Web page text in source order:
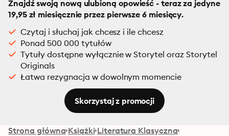
Znajdź swoją nową ulubioną opowieść - teraz za jedyne
19,95 zł miesięcznie przez pierwsze 6 miesięcy.
Czytaj i słuchaj jak chcesz i ile chcesz
Ponad 500 000 tytułów
Tytuły dostępne wyłącznie w Storytel oraz Storytel
Originals
Łatwa rezygnacja w dowolnym momencie
Skorzystaj z promocji
Strona główna Książki Literatura Klasyczna